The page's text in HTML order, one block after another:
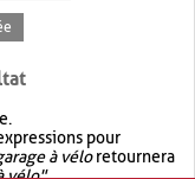
pour
à véloretournera